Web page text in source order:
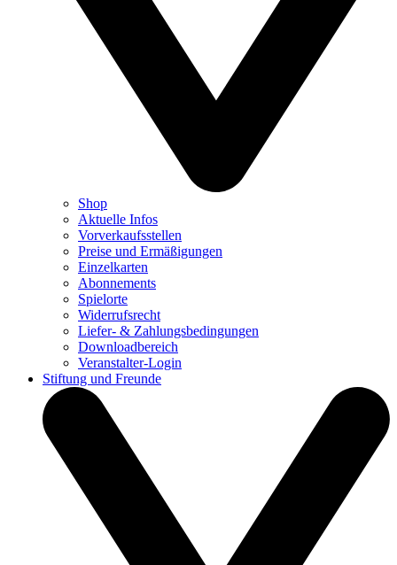
Shop
Aktuelle Infos
Vorverkaufsstellen
Preise und Ermäßigungen
Einzelkarten
Abonnements
Spielorte
Widerrufsrecht
Liefer- & Zahlungsbedingungen
Downloadbereich
Veranstalter-Login
Stiftung und Freunde